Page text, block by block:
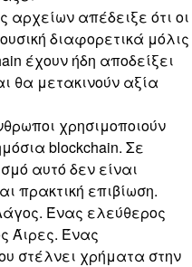
απέδειξε ότι οι
διαφορετικά μόλις
έχουν ήδη αποδείξει
θα μετακινούν αξία
χρησιμοποιούν
blockchain. Σε
αυτό δεν είναι
πρακτική επιβίωση.
Ένας ελεύθερος
Άιρες. Ένας
στέλνει χρήματα στην